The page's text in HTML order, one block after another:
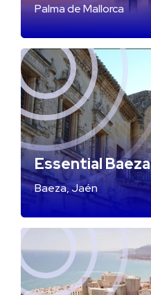
Palma de Mallorca
Essential Baeza
Baeza, Jaén